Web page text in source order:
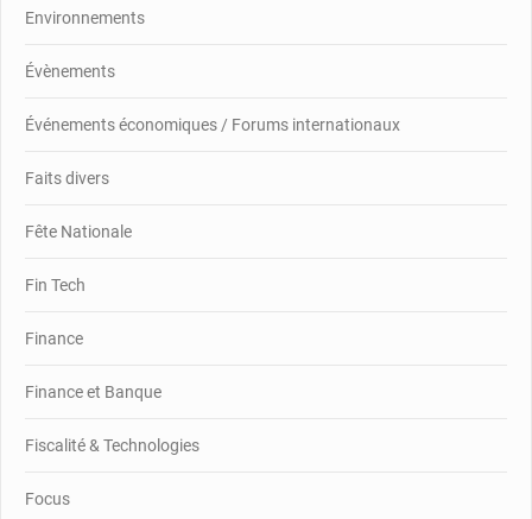
Environnements
Évènements
Événements économiques / Forums internationaux
Faits divers
Fête Nationale
Fin Tech
Finance
Finance et Banque
Fiscalité & Technologies
Focus